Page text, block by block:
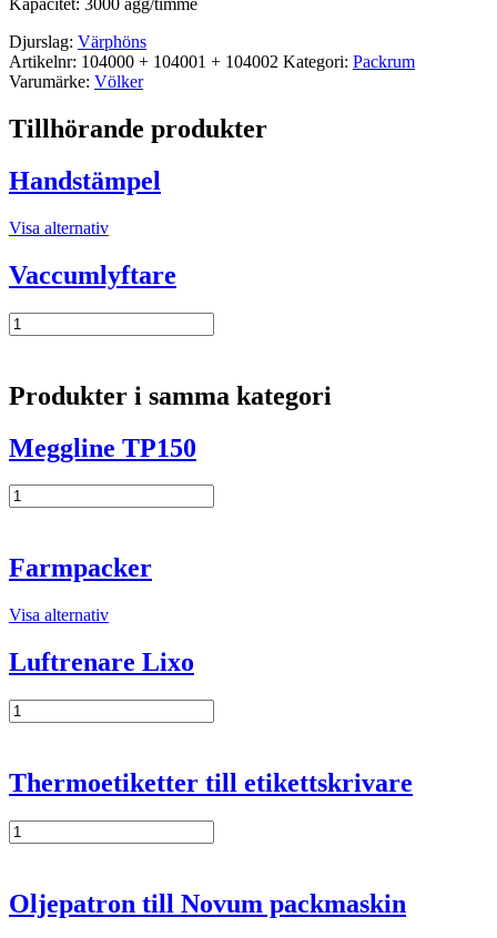
Kapacitet: 3000 ägg/timme
Djurslag: Värphöns
Artikelnr: 104000 + 104001 + 104002 Kategori: Packrum
Varumärke: Völker
Tillhörande produkter
Handstämpel
Visa alternativ
Vaccumlyftare
Vaccumlyftare
mängd
Produkter i samma kategori
Meggline TP150
Meggline
TP150
Farmpacker
Visa alternativ
Luftrenare Lixo
Luftrenare
Lixo
Thermoetiketter till etikettskrivare
Thermoetiketter
till
Oljepatron till Novum packmaskin